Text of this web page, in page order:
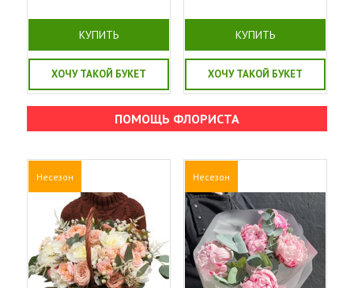
КУПИТЬ
ХОЧУ ТАКОЙ БУКЕТ
КУПИТЬ
ХОЧУ ТАКОЙ БУКЕТ
ПОМОЩЬ ФЛОРИСТА
Несезон Несезон